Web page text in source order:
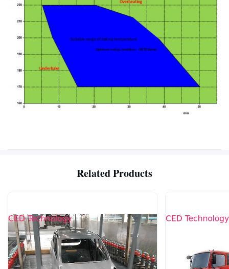
Related Products